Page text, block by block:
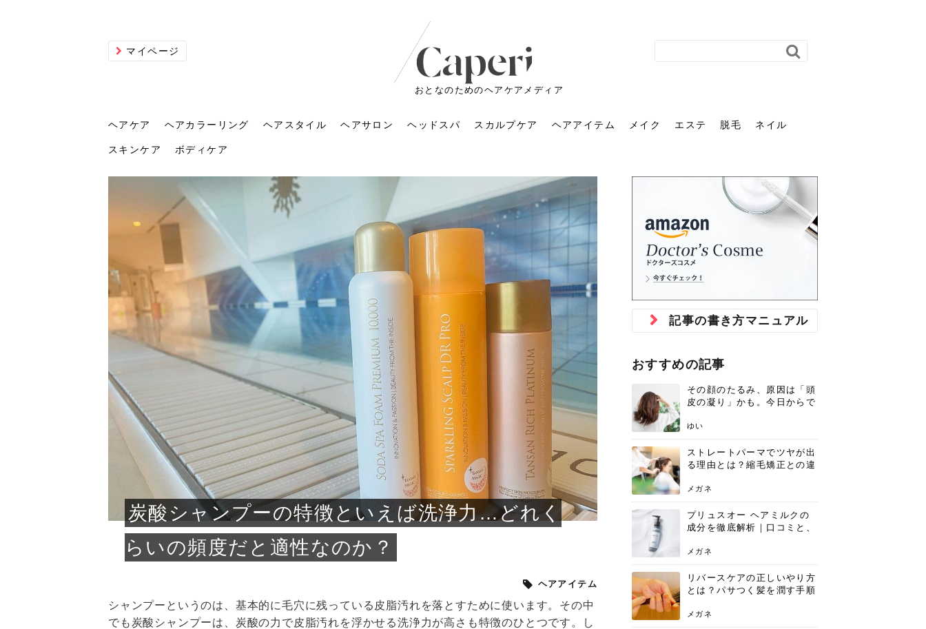
マイページ
おとなのためのヘアケアメディア
ヘアケア
トリートメントの付け方で
仕上がりが変わる｜効かな
い原因...
トリートメントの付け方で仕上がりは
大きく変わります。今回は、毛先中心
の塗り...
朝の5分が変わる！寝癖がつ
かない予防方法と時短寝癖
新生活シーズン、朝の身支度を少しで
も短くしたい人は多いはず。じつは寝
癖は、...
かえで
花粉で髪がパサパサするの
はなぜ？原因と落とし方・
防ぎ方を紹介
花粉の季節になると、髪がパサつく、
ありま...
さくら
もっと見る
ヘアカラーリング
髪のくすみが気になる人
へ！2026春トレンドの明る
2026春のトレンドカラーは明るめのく
すみカラーです。ただし、髪がすでに
ツヤと透明感で垢抜ける！
自然なヘアカラーで作る
職場で浮かない落ち着いたトーンにし
たいけれど、どこか垢抜けた印象にし
たいと...
さくら
肌に合う髪色、どう見つけ
る？「イエベ」「ブルベ」
診断と...
美容室で素敵なヘアカラーに染めても
「なん...
かえで
もっと見る
ヘアスタイル
2026年のショートウルフ最
新トレンドとは？ナチュラ
2026年のショートウルフは、ナチュラ
ルでエアリーな仕上がりが今っぽい正
ルーズウェーブとは？2026
年の注目スタイルと長さ別
2026年はレイヤーカットを使った髪型
のトレンドと重なり、ルーズウェーブ
ヘ...
かえで
40代のパーマがダレる原因
とは？自宅でできる復活術
と長...
パーマをかけたばかりなのに、もうカ
はいな...
メガネ
もっと見る
ヘアサロン
美容室に行くのが恥ずかし
い？髪質の変化に気づいた
時こそ...
しばらく美容室に行けていないし、そ
ろそろ髪型を変えて気分転換したいと
思って...
お気に入りのお店が倒産し
た後の美容室の探し方！失
美容室を倒産する数が増えているとい
うニュースがありました。もともと美
容室の...
かえで
前髪を薄くするための美容
院の頼み方とは？失敗しな
いため...
前髪は薄くしたほうが今風でおしゃれ
たいと...
かえで
もっと見る
ヘッドスパ
ヘッドスパの落とし穴！知
らないと損する真実
ヘッドスパは、頭皮の汚れを落として
血行を促進し、リラックス効果や美髪
効果が...
さろめ
頭皮を刺激してお顔のリフ
トアップ♪毎日こつこつカン
毎日のちょっとした習慣で小顔は作れ
る！頭のこりをほぐしてフェイスライ
ンのリ...
chicca
ヘッドスパで頭皮をケアし
よう！ヘッドスパの効果と
おすすめの人
普段目に見えない頭皮ですが、何のケ
積して...
yukarin
もっと見る
スカルプケア
髪を育てるには？毎日の洗
い方と生活習慣を見直す基
髪をきれいに育てるには高価なアイテ
ムを増やす前に、洗い方や乾かし方、
頭皮の...
頭皮マッサージで目がぱっ
ちりする理由は？具体的な
目元の印象を左右するのは目そのもの
ではなく、頭皮の状態かもしれませ
ん。以下...
メガネ
ストレスで髪の毛はどう変
わる？抜け毛・パサつきの
原因と...
最近、髪のツヤがなくなったという方
は、スト...
さくら
もっと見る
ヘアアイテム
発酵エキスシャンプーって
何がいいの？無印良品など
のシャ...
スキンケアで人気の発酵成分が、シャ
ンプーにも広がっています。無印良品
などの...
アイロンが苦手でも大丈
夫！ブラッシング感覚で使
ヘアアイロンを使うのが苦手、火傷が
怖いと感じている方はいないでしょう
か？そ...
さくら
40代の髪を悩みに最適！韓
国発「ダリーフ」でヘアセ
ット...
韓国コスメを使うのは若い子だけだと
グラム...
さくら
もっと見る
メイク
ミニマリストのメイク術｜
少ないアイテムで「自分ら
しい美...
「たくさんのコスメを持っているの
に、実際に使っているのはいつも同じ
ものばか...
V3ファンデーションは危な
い？針の仕組み・全4種比
メイクをしている時間も、スキンケア
の時間に変えるという発想から生まれ
たのが...
あかり
「おしゃれ」と「身だしな
み」は違う。相手に信頼感
を与え...
新しい環境に臨むとき、多くの人が意
メイク...
さな
もっと見る
エステ
針で小顔を目指す！美容鍼
の効果と後悔しない選び方
のポイント
フェイスラインをすっきりさせたいと
いうお悩みを抱えている方はいないで
しょう...
リンパマッサージと経絡マ
ッサージの違いとは？効果
サロンのメニューを見ていると、「リ
ンパマッサージ」の他に「経絡マッサ
ージ」...
あかり
エステの勧誘が怖い人へ。
断ることは悪くない。自分
を守る...
「初回限定〇〇円！」そんなお得な体
に弱い...
さな
もっと見る
脱毛
化粧ノリが変わる「顔脱
毛」。4つのメリットと、始
める前...
顔の産毛をカミソリで剃って、毛抜き
で抜くなど、日々の自己処理を手間に
感じて...
子供の脱毛、日焼け肌はN
G？親子で学ぶ、安心・安全
「ムダ毛が気になる」とお子さんが悩
んでいる姿を見て、エステ脱毛を検討
し始め...
あおい
「今さら」なんて言わせな
い。40代のVIO・顔脱毛、
賢...
40代になって、ふと自分のムダ毛のこ
毛を...
さな
もっと見る
ネイル
2026年運気アップネイルガ
イドを公開！幸運を呼ぶ色
最近、なんとなく運気が停滞している
気がすると悩んでいないでしょうか？
じつは...
そのネイル、本当に似合っ
てる？指先をきれいに見え
SNSや雑誌で見かけた素敵なネイルデ
ザインを、いざ自分の爪に試してみた
ら、...
さな
オフィスネイルでも「キラ
キラ」はOK？派手に見えな
い上...
仕事中も、ふとした瞬間に自分の指先
く「キ...
あおい
もっと見る
スキンケア
急に小じわが増えた？原因
と種類の見分け方＆自宅で
できる...
ふと鏡を見て、急に小じわが増えたと
落ち込んでいないでしょうか？じつは
その原...
あおい
ルルルン ハイドラのどれが
良い？その違いは？PDRN
や...
ルルルン ハイドラシリーズを使いたい
けれど、種類が多くてどれを選べばい
いか...
さな
ジュベルック スキンの効果
とは？毛穴・ニキビ跡への
ニキビ跡の凸凹をどうにかしたいと、
肌の質感でお悩みではないでしょう
か？肌に...
ゆい
もっと見る
ボディケア
人の手ならではの痩身効
果。オールハンドエステの
魅力と、...
痩身エステと一言で言っても、最新の
機器を使ったものから、昔ながらの手
技によ...
あかり
その医療ダイエット、後悔
しませんか？失敗する人の
共通点...
医師の管理のもと、科学的根拠に基づ
いて行う「医療ダイエット」は、自己
流のダ...
さな
本気の痩身と体質改善に。
アーユルヴェーダに基づく
自己流のダイエットではなかなか落ち
ない、頑固な脂肪やセルライトを、本
気で体...
さな
もっと見る
炭酸シャンプーの特徴といえば洗浄力…どれく
らいの頻度だと適性なのか？
ヘアアイテム
シャンプーというのは、基本的に毛穴に残っている皮脂汚れを落とすために使います。その中
でも炭酸シャンプーは、炭酸の力で皮脂汚れを浮かせる洗浄力が高さも特徴のひとつです。し
記事の書き方マニュアル
おすすめの記事
その顔のたるみ、原因は「頭
皮の凝り」かも。今日からで
サージ
ゆい
ストレートパーマでツヤが出
る理由とは？縮毛矯正との違
メガネ
プリュスオー ヘアミルクの
成分を徹底解析｜口コミと、
説
メガネ
リバースケアの正しいやり方
とは？パサつく髪を潤す手順
メガネ